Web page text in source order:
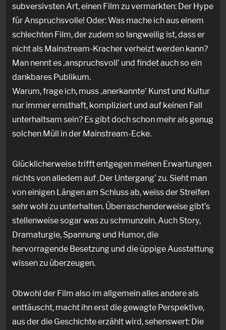
subversivsten Art, einen Film zu vermarkten: Der Hype
für Anspruchsvolle! Oder: Was mache ich aus einem
schlechten Film, der zudem so langweilig ist, dass er
nicht als Mainstream-Kracher verheizt werden kann?
Man nennt es ‚anspruchsvoll’ und findet auch so ein
dankbares Publikum.
Warum, frage ich, muss ‚anerkannte’ Kunst und Kultur
nur immer ernsthaft, kompliziert und auf keinen Fall
unterhaltsam sein? Es gibt doch schon mehr als genug
solchen Müll in der Mainstream-Ecke.
Glücklicherweise trifft entgegen meinen Erwartungen
nichts von alledem auf ‚Der Untergang’ zu. Sieht man
von einigen Längen am Schluss ab, weiss der Streifen
sehr wohl zu unterhalten. Überraschenderweise gibt’s
stellenweise sogar was zu schmunzeln. Auch Story,
Dramaturgie, Spannung und Humor, die
hervorragende Besetzung und die üppige Ausstattung
wissen zu überzeugen.
Obwohl der Film also im allgemein alles andere als
enttäuscht, macht ihn erst die gewagte Perspektive,
aus der die Geschichte erzählt wird, sehenswert: Die